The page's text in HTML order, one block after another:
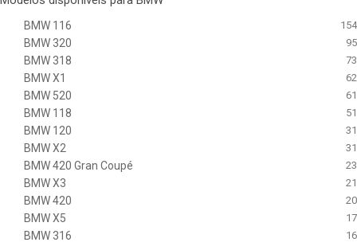
BMW 116 154
BMW 320 95
BMW 318 73
BMW X1 62
BMW 520 61
BMW 118 51
BMW 120 31
BMW X2 31
BMW 420 Gran Coupé 23
BMW X3 21
BMW 420 20
BMW X5 17
BMW 316 16